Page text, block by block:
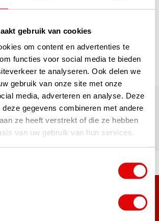
gebruik van cookies
om content en advertenties te
functies voor social media te bieden
te analyseren. Ook delen we
gebruik van onze site met onze
media, adverteren en analyse. Deze
deze gegevens combineren met andere
ze heeft verstrekt of die ze hebben
van uw gebruik van hun services.
Seite 1 von 1
| Über 5.000 Bewertungen | Trusted
Das sagen unsere
Vor 15:00 Uhr bestellt,
Kunden haben sich bereits